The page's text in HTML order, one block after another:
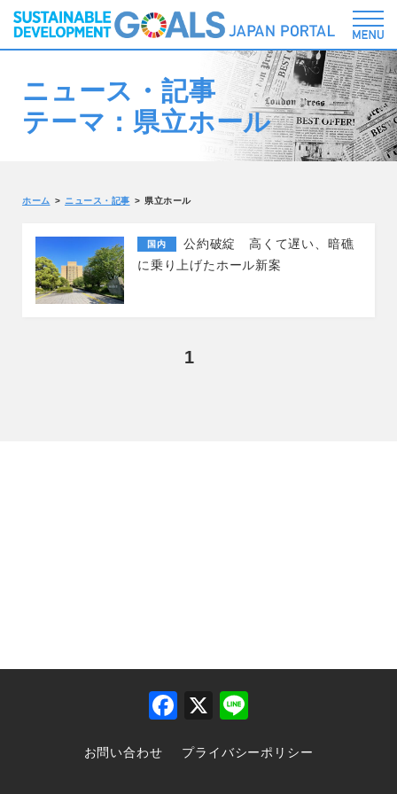
ニュース・記事
テーマ：県立ホール
ホーム ニュース・記事 県立ホール
国内
公約破綻 高くて遅い、暗礁
に乗り上げたホール新案
1
F
c
X
e
お問い合わせ プライバシーポリシー